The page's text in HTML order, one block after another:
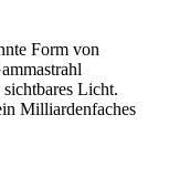
Form von
Licht.
Milliardenfaches